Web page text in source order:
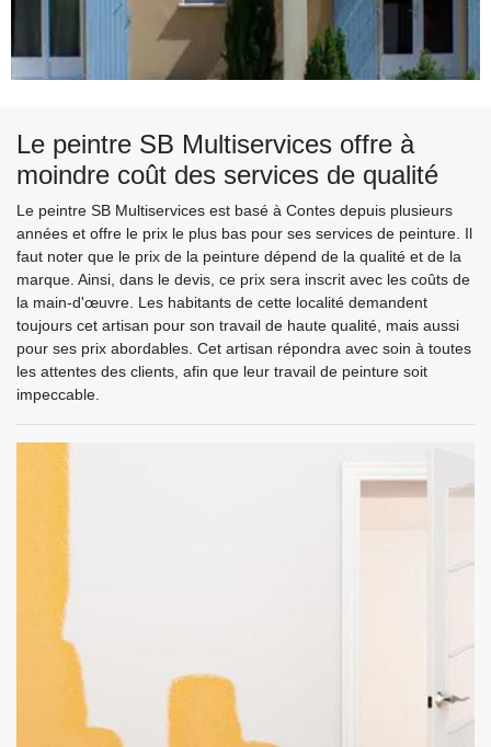
Le peintre SB Multiservices offre à
moindre coût des services de qualité
Le peintre SB Multiservices est basé à Contes depuis plusieurs
années et offre le prix le plus bas pour ses services de peinture. Il
faut noter que le prix de la peinture dépend de la qualité et de la
marque. Ainsi, dans le devis, ce prix sera inscrit avec les coûts de
la main-d'œuvre. Les habitants de cette localité demandent
toujours cet artisan pour son travail de haute qualité, mais aussi
pour ses prix abordables. Cet artisan répondra avec soin à toutes
les attentes des clients, afin que leur travail de peinture soit
impeccable.